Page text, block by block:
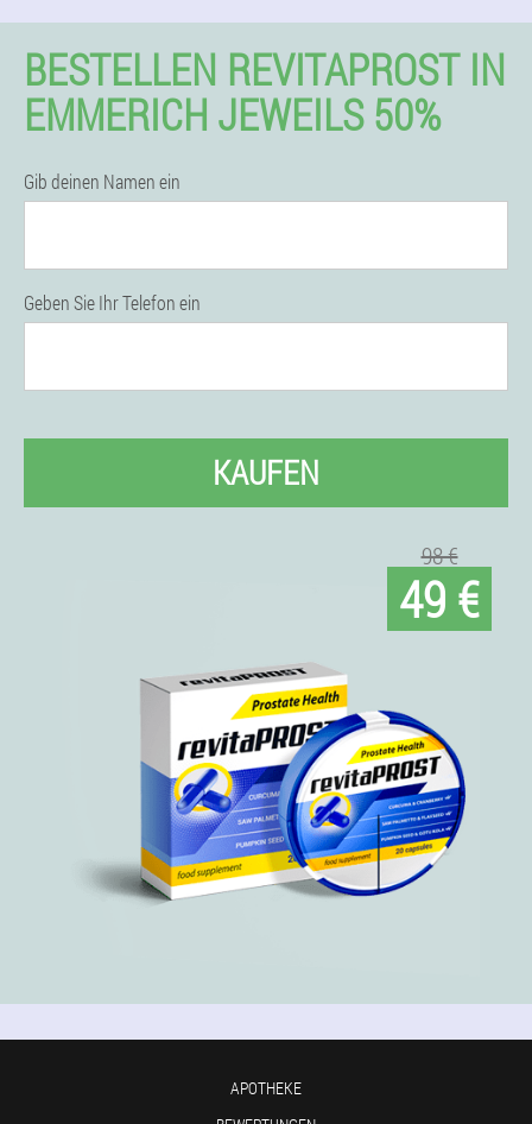
BESTELLEN REVITAPROST IN
EMMERICH JEWEILS 50%
Gib deinen Namen ein
Geben Sie Ihr Telefon ein
KAUFEN
98 €
49 €
APOTHEKE